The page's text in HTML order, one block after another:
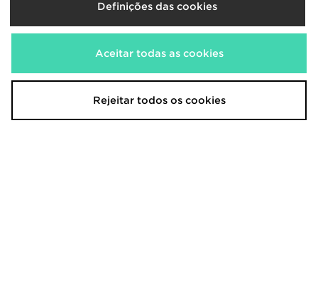
Definições das cookies
Aceitar todas as cookies
Rejeitar todos os cookies